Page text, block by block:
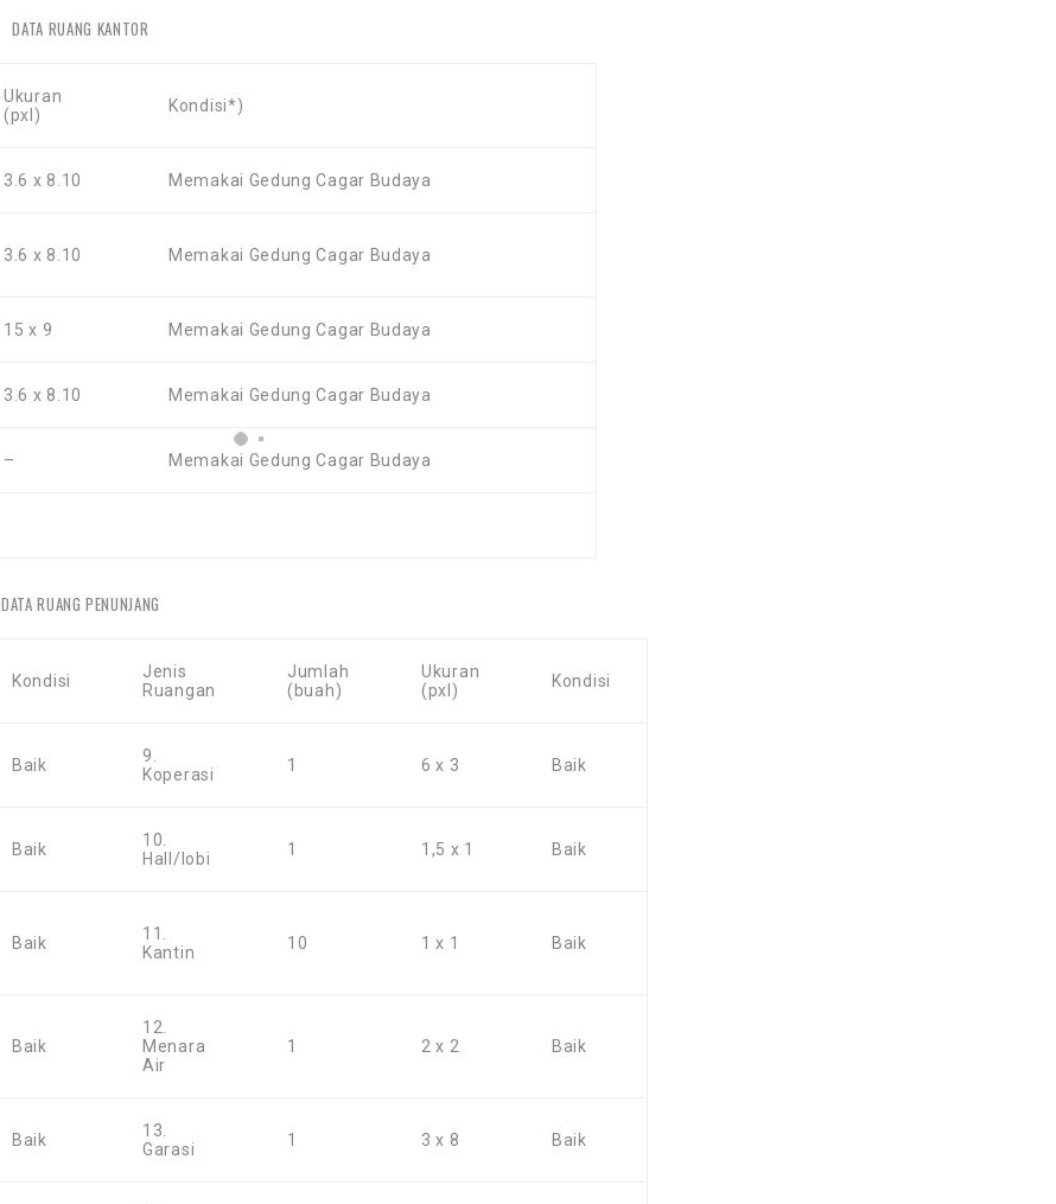
DATA RUANG KANTOR
Ukuran
(pxl)
Kondisi*)
3.6 x 8.10 Memakai Gedung Cagar Budaya
3.6 x 8.10 Memakai Gedung Cagar Budaya
15 x 9 Memakai Gedung Cagar Budaya
3.6 x 8.10 Memakai Gedung Cagar Budaya
– Memakai Gedung Cagar Budaya
DATA RUANG PENUNJANG
Kondisi
Jenis
Ruangan
Jumlah
(buah)
Ukuran
(pxl)
Kondisi
Baik
9.
Koperasi
1 6 x 3 Baik
Baik
10.
Hall/lobi
1 1,5 x 1 Baik
Baik
11.
Kantin
10 1 x 1 Baik
Baik
12.
Menara
Air
1 2 x 2 Baik
Baik
13.
Garasi
1 3 x 8 Baik